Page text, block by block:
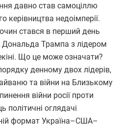
давно став самоціллю
керівництва недоімперії.
стався в перший день
Дональда Трампа з лідером
Що це може означати?
денному двох лідерів,
та війни на Близькому
війни росії проти
політичні оглядачі
формат Україна–США–